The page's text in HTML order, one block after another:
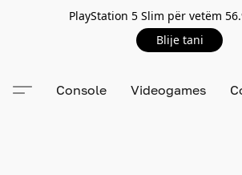
PlayStation 5 Slim për vetëm
Blije tani
Console Videogames